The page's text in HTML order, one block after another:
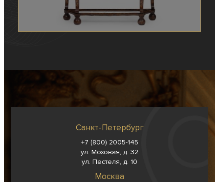
Санкт-Петербург
+7 (800) 2005-145
ул. Моховая, д. 32
ул. Пестеля, д. 10
Москва